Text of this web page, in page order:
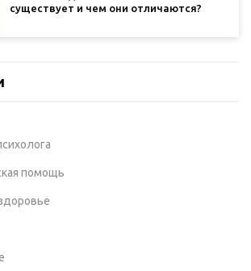
существует и чем они отличаются?
помощь